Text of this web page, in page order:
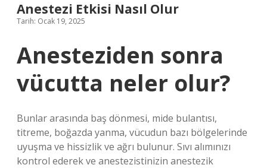
Anestezi Etkisi Nasıl Olur
Tarih: Ocak 19, 2025
Anesteziden sonra
vücutta neler olur?
Bunlar arasında baş dönmesi, mide bulantısı,
titreme, boğazda yanma, vücudun bazı bölgelerinde
uyuşma ve hissizlik ve ağrı bulunur. Sıvı alımınızı
kontrol ederek ve anestezistinizin anestezik